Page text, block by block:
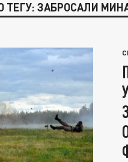
ТЕГУ: ЗАБРОСАЛИ